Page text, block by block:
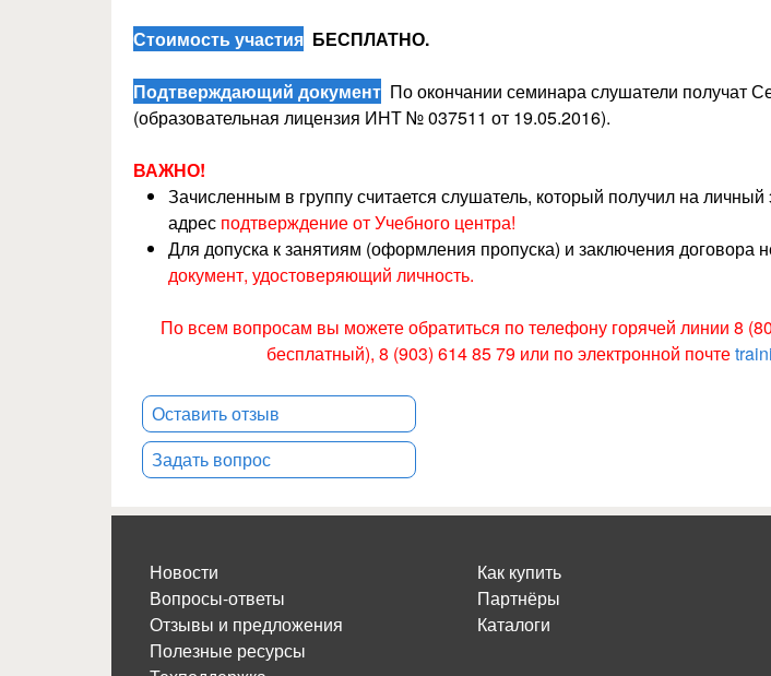
Стоимость участия БЕСПЛАТНО.
Подтверждающий документ По окончании семинара слушатели получат
(образовательная лицензия ИНТ № 037511 от 19.05.2016).
ВАЖНО!
Зачисленным в группу считается слушатель, который получил на личный
адрес подтверждение от Учебного центра!
Для допуска к занятиям (оформления пропуска) и заключения договора
документ, удостоверяющий личность.
По всем вопросам вы можете обратиться по телефону горячей линии 8
бесплатный), 8 (903) 614 85 79 или по электронной почте
Оставить отзыв
Задать вопрос
Новости
Вопросы-ответы
Отзывы и предложения
Полезные ресурсы
Как купить
Партнёры
Каталоги